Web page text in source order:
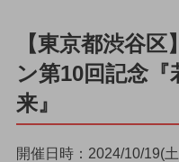
【東京都渋谷
ン第10回記念
来』
開催日時：2024/10/19(